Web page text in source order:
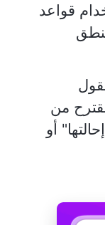
قواعد
من
أو